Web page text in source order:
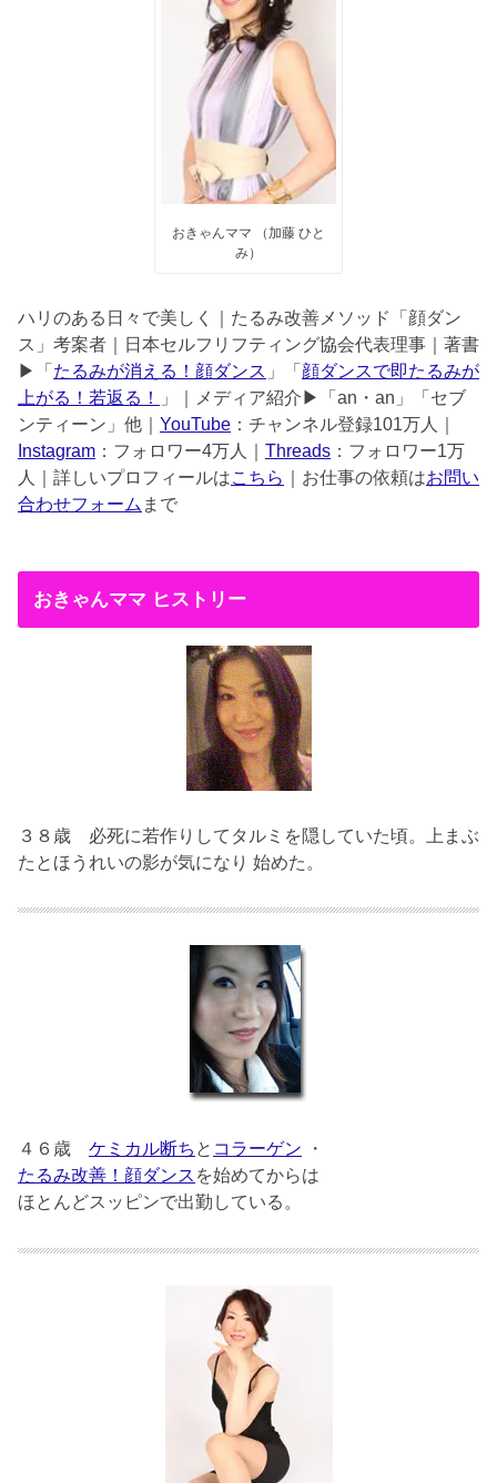
おきゃんママ （加藤 ひと
み）
ハリのある日々で美しく｜たるみ改善メソッド「顔ダン
ス」考案者｜日本セルフリフティング協会代表理事｜著書
▶︎「 たるみが消える！顔ダンス 」「 顔ダンスで即たるみが
上がる！若返る！
」｜メディア紹介▶︎「an・an」「セブ
ンティーン」他｜ YouTube ：チャンネル登録101万人｜
Instagram ：フォロワー4万人｜ Threads ：フォロワー1万
人｜詳しいプロフィールはこちら ｜お仕事の依頼はお問い
合わせフォーム まで
おきゃんママ ヒストリー
３８歳 必死に若作りしてタルミを隠していた頃。上まぶ
たとほうれいの影が気になり 始めた。
４６歳 ケミカル断ち と コラーゲン ・
たるみ改善！顔ダンス を始めてからは
ほとんどスッピンで出勤している。